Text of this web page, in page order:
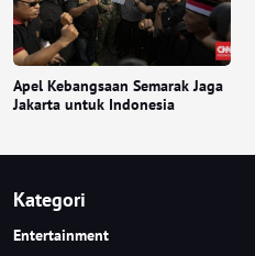
Apel Kebangsaan Semarak Jaga
Jakarta untuk Indonesia
Kategori
Entertainment